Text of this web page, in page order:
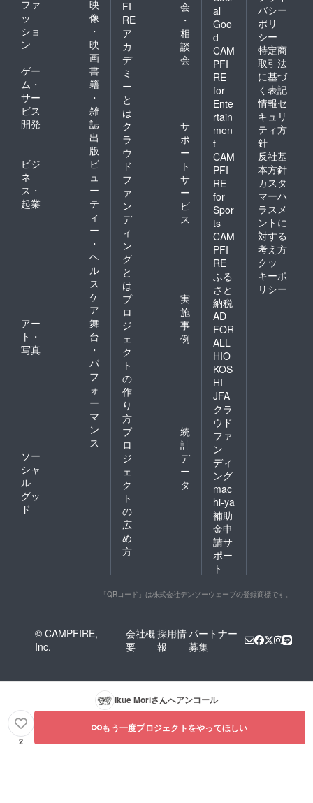
ファ
ッ
ショ
ン
映
像
・
映
画
ゲー
ム・
サー
ビス
開発
書
籍
・
雑
誌
出
版
ビジ
ネ
ス・
起業
ビ
ュ
ー
テ
ィ
ー
・
ヘ
ル
ス
ケ
ア
アー
ト・
写真
舞
台
・
パ
フ
ォ
ー
マ
ン
ス
ソー
シャ
ル
グッ
ド
FI
RE
ア
カ
デ
ミ
ー
と
は
会
・
相
談
会
ク
ラ
ウ
ド
フ
ァ
ン
デ
ィ
ン
グ
と
は
サ
ポ
ー
ト
サ
ー
ビ
ス
プ
ロ
ジ
ェ
ク
ト
の
作
り
方
実
施
事
例
プ
ロ
ジ
ェ
ク
ト
の
広
め
方
統
計
デ
ー
タ
al
Goo
d
CAM
PFI
RE
for
Ente
rtain
men
t
CAM
PFI
RE
for
Spor
ts
CAM
PFI
RE
ふる
さと
納税
AD
FOR
ALL
HIO
KOS
HI
JFA
クラ
ウド
ファ
ン
ディ
ング
mac
hi-ya
補助
金申
請サ
ポー
ト
バシー
ポリ
シー
特定商
取引法
に基づ
く表記
情報セ
キュリ
ティ方
針
反社基
本方針
カスタ
マーハ
ラスメ
ントに
対する
考え方
クッ
キーポ
リシー
「QRコード」は株式会社デンソーウェーブの登録商標です。
© CAMPFIRE,
Inc.
会社概
要
採用情
報
パートナー
募集
Ikue Moriさんへアンコール
2
もう一度プロジェクトをやってほしい